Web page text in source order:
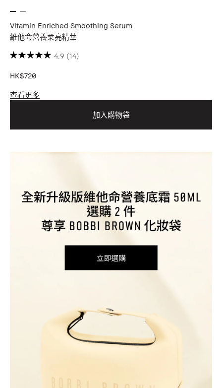
Vitamin Enriched Smoothing Serum
維他命營養柔亮精華
4.9 (14)
HK$720
查看更多
加入購物袋